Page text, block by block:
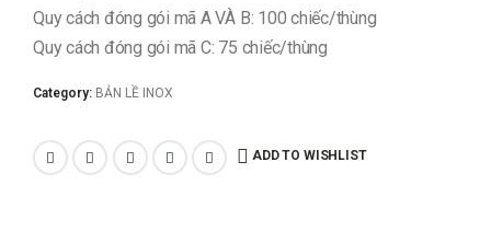
Quy cách đóng gói mã A VÀ B: 100 chiếc/thùng
Quy cách đóng gói mã C: 75 chiếc/thùng
Category: BẢN LỀ INOX
ADD TO WISHLIST